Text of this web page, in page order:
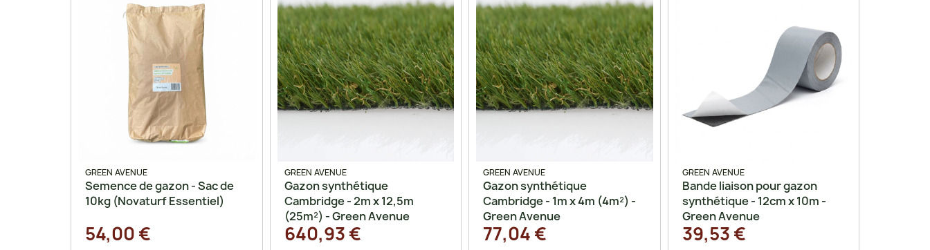
GREEN AVENUE
Semence de gazon - Sac de
10kg (Novaturf Essentiel)
54,00 €
GREEN AVENUE
Gazon synthétique
Cambridge - 2m x 12,5m
(25m²) - Green Avenue
640,93 €
GREEN AVENUE
Gazon synthétique
Cambridge - 1m x 4m (4m²) -
Green Avenue
77,04 €
GREEN AVENUE
Bande liaison pour gazon
synthétique - 12cm x 10m -
Green Avenue
39,53 €